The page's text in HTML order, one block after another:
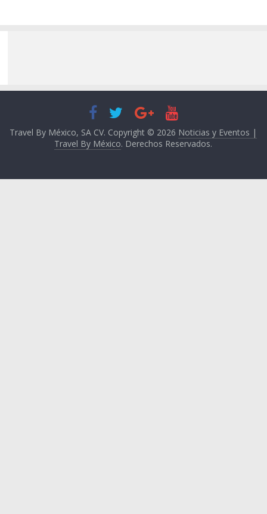
Travel By México, SA CV. Copyright © 2026 Noticias y Eventos |
Travel By México. Derechos Reservados.